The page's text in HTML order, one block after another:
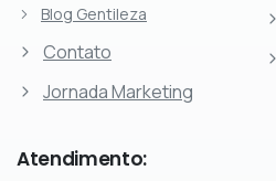
Blog Gentileza
Contato
Jornada Marketing
Atendimento: